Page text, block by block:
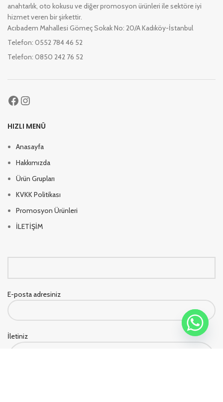
anahtarlık, oto kokusu ve diğer promosyon ürünleri ile sektöre iyi
hizmet veren bir şirkettir.
Acıbadem Mahallesi Gömeç Sokak No: 20/A Kadıköy-İstanbul
Telefon: 0552 784 46 52
Telefon: 0850 242 76 52
HIZLI MENÜ
Anasayfa
Hakkımızda
Ürün Grupları
KVKK Politikası
Promosyon Ürünleri
İLETİŞİM
E-posta adresiniz
İletiniz